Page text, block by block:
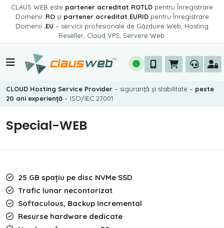
CLAUS WEB este partener acreditat ROTLD pentru Înregistrare
Domenii .ROși partener acreditat EURIDpentru Înregistrare
Domenii .EU – servicii profesionale de Găzduire Web, Hosting
Reseller, Cloud VPS, Servere Web.
CLOUD Hosting Service Provider – siguranță și stabilitate – peste
20 ani experiență – ISO/IEC 27001
Special-WEB
25 GB spațiu pe disc NVMe SSD
Trafic lunar necontorizat
Softaculous, Backup Incremental
Resurse hardware dedicate